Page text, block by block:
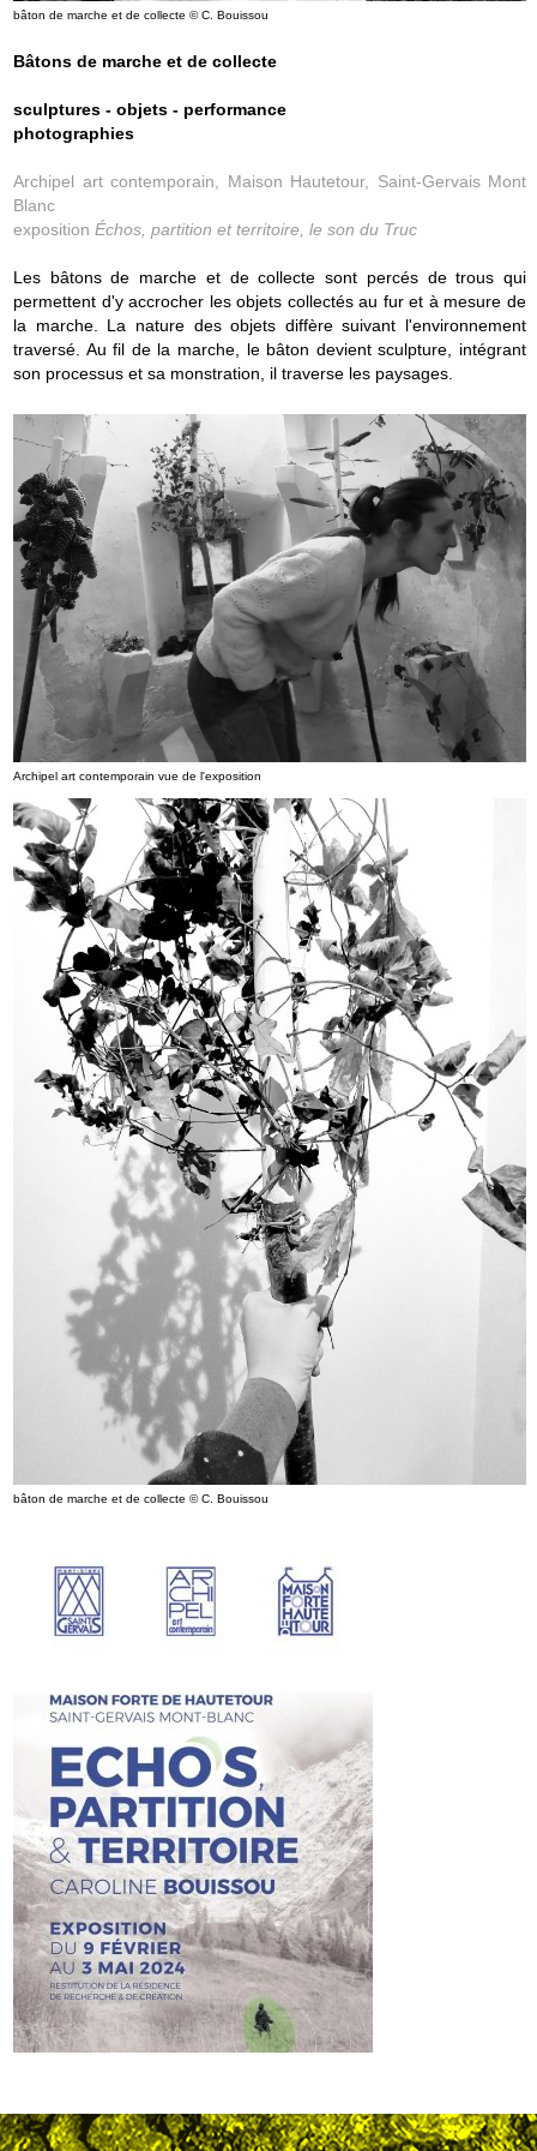
bâton de marche et de collecte © C. Bouissou
Bâtons de marche et de collecte
sculptures - objets - performance
photographies
Archipel art contemporain, Maison Hautetour, Saint-Gervais Mont
Blanc
exposition Échos, partition et territoire, le son du Truc
Les bâtons de marche et de collecte sont percés de trous qui
permettent d'y accrocher les objets collectés au fur et à mesure de
la marche. La nature des objets diffère suivant l'environnement
traversé. Au fil de la marche, le bâton devient sculpture, intégrant
son processus et sa monstration, il traverse les paysages.
Archipel art contemporain vue de l'exposition
bâton de marche et de collecte © C. Bouissou